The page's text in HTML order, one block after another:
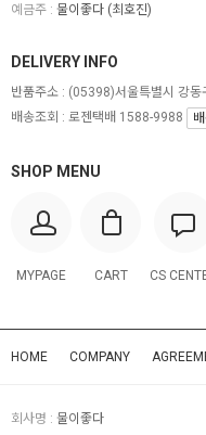
예금주 : 물이좋다 (최호진)
SHOP MENU
MYPAGE CART CS
DELIVERY INFO
반품주소 : (05398)서울특별시 강
배송조회 : 로젠택배 1588-9988
HOME COMPANY
회사명 : 물이좋다